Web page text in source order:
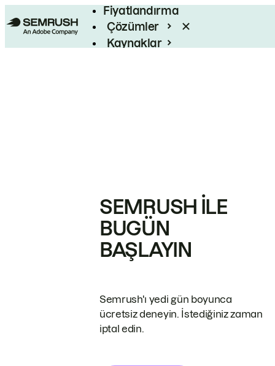
Fiyatlandırma
Çözümler
Kaynaklar
SEMRUSH ILE
BUGÜN
BAŞLAYIN
Semrush'ı yedi gün boyunca
ücretsiz deneyin. İstediğiniz zaman
iptal edin.